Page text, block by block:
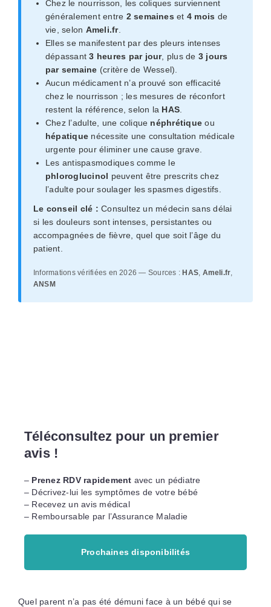
Chez le nourrisson, les coliques surviennent
généralement entre 2 semaines et 4 mois de
vie, selon Ameli.fr.
Elles se manifestent par des pleurs intenses
dépassant3 heures par jour, plus de 3 jours
par semaine (critère de Wessel).
Aucun médicament n’a prouvé son efficacité
chez le nourrisson ; les mesures de réconfort
restent la référence, selon la HAS
Chez l’adulte, une colique néphrétique ou
hépatique nécessite une consultation médicale
urgente pour éliminer une cause grave.
Les antispasmodiques comme le
phloroglucinol peuvent être prescrits chez
l’adulte pour soulager les spasmes digestifs.
Le conseil clé : Consultez un médecin sans délai
si les douleurs sont intenses, persistantes ou
accompagnées de fièvre, quel que soit l’âge du
patient.
Informations vérifiées en 2026 — Sources : HAS, Ameli.fr,
ANSM
Téléconsultez pour un premier
avis !
– Prenez RDV rapidement avec un pédiatre
– Décrivez-lui les symptômes de votre bébé
– Recevez un avis médical
– Remboursable par l’Assurance Maladie
Prochaines disponibilités
Quel parent n’a pas été démuni face à un bébé qui se